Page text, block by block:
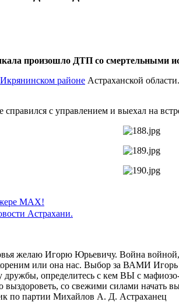
произошло ДТП со смертельными
Икрянинском районе Астраханской
с управлением и выехал на
MAX!
Астрахани.
желаю Игорю Юрьевичу. Война
или она нас. Выбор за ВАМИ
дружбы, определитесь с кем ВЫ с
со свежими силами начать
по партии Михайлов А. Д. Астраханец